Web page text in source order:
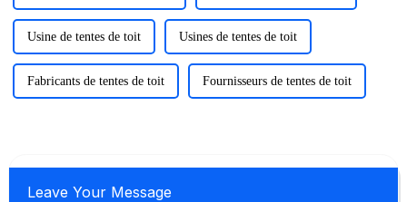
Usine de tentes de toit Usines de tentes de toit
Fabricants de tentes de toit Fournisseurs de tentes de toit
Leave Your Message